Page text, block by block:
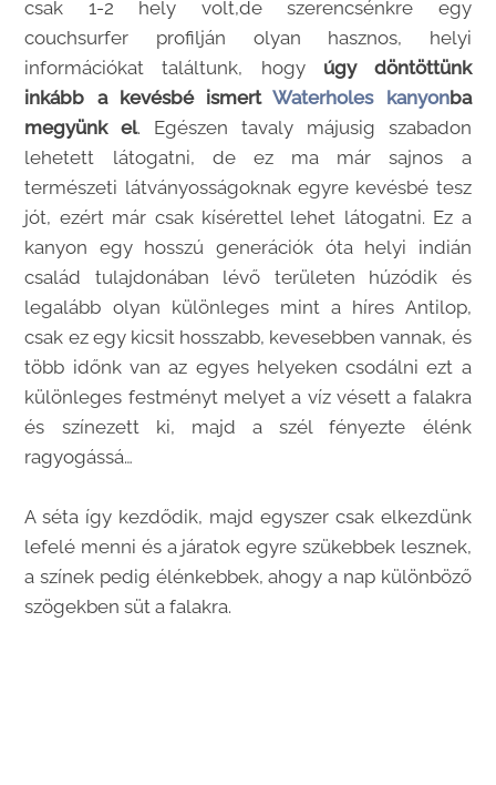
csak 1-2 hely volt,de szerencsénkre egy
couchsurfer profilján olyan hasznos, helyi
információkat találtunk, hogy úgy döntöttünk
inkább a kevésbé ismertWaterholes kanyonba
megyünk el. Egészen tavaly májusig szabadon
lehetett látogatni, de ez ma már sajnos a
természeti látványosságoknak egyre kevésbé tesz
jót, ezért már csak kísérettel lehet látogatni. Ez a
kanyon egy hosszú generációk óta helyi indián
család tulajdonában lévő területen húzódik és
legalább olyan különleges mint a híres Antilop,
csak ez egy kicsit hosszabb, kevesebben vannak, és
több időnk van az egyes helyeken csodálni ezt a
különleges festményt melyet a víz vésett a falakra
és színezett ki, majd a szél fényezte élénk
ragyogássá…
A séta így kezdődik, majd egyszer csak elkezdünk
lefelé menni és a járatok egyre szükebbek lesznek,
a színek pedig élénkebbek, ahogy a nap különböző
szögekben süt a falakra.